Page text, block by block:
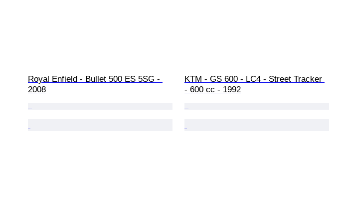
Royal Enfield - Bullet 500 ES 5SG -
2008
KTM - GS 600 - LC4 - Street Tracker
- 600 cc - 1992